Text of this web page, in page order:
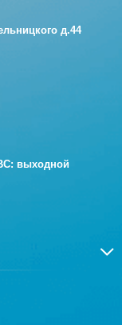
д.44
выходной